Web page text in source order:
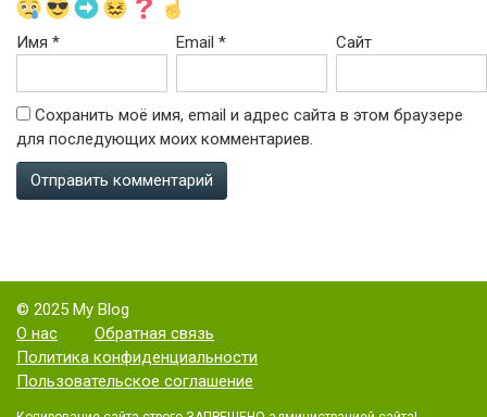
Имя * Email* Сайт
Сохранить моё имя, email и адрес сайта в этом браузере
для последующих моих комментариев.
© 2025 My Blog
О нас
Обратная связь
Политика конфиденциальности
Пользовательское соглашение